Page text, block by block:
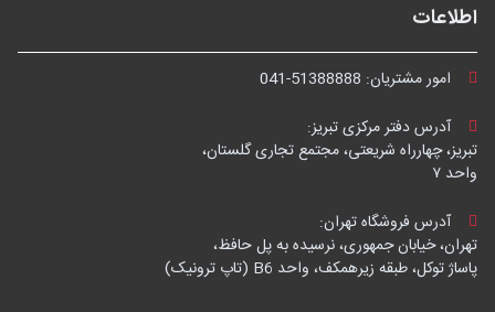
اطلاعات
امور مشتریان: 041-51388888
آدرس دفتر مرکزی تبریز:
تبریز، چهارراه شریعتی، مجتمع تجاری گلستان،
واحد ۷
آدرس فروشگاه تهران:
تهران، خیابان جمهوری، نرسیده به پل حافظ،
پاساژ توکل، طبقه زیرهمکف، واحد B6 (تاپ ترونیک)